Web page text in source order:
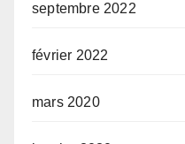
septembre 2022
février 2022
mars 2020